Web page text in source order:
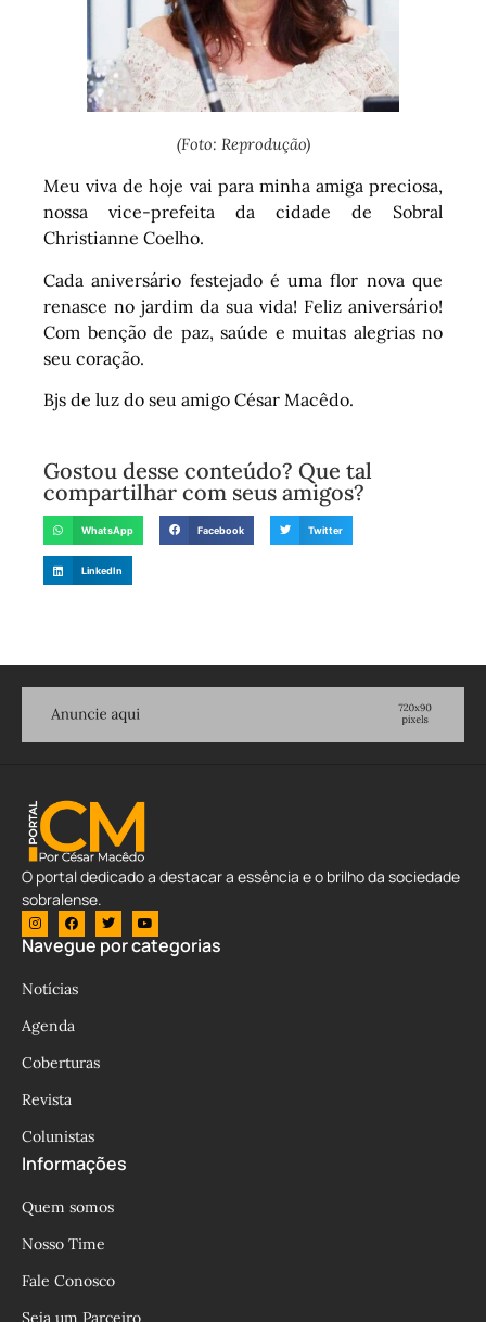
(Foto: Reprodução)
Meu viva de hoje vai para minha amiga preciosa,
nossa vice-prefeita da cidade de Sobral
Christianne Coelho.
Cada aniversário festejado é uma flor nova que
renasce no jardim da sua vida! Feliz aniversário!
Com benção de paz, saúde e muitas alegrias no
seu coração.
Bjs de luz do seu amigo César Macêdo.
Gostou desse conteúdo? Que tal
compartilhar com seus amigos?
WhatsApp Facebook Twitter
LinkedIn
O portal dedicado a destacar a essência e o brilho da sociedade
sobralense.
Navegue por categorias
Notícias
Agenda
Coberturas
Revista
Colunistas
Informações
Quem somos
Nosso Time
Fale Conosco
Seja um Parceiro